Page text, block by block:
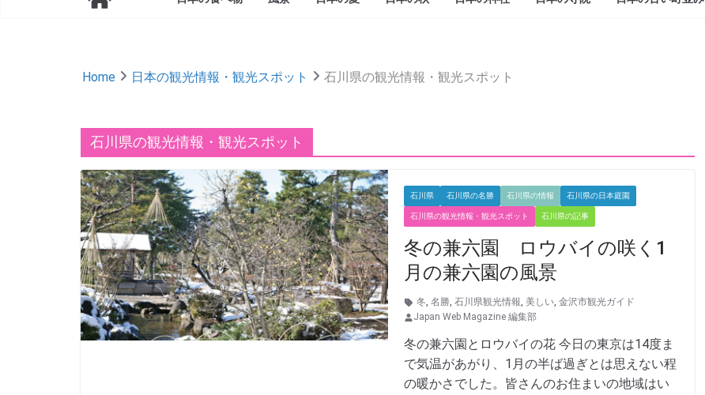
Home 日本の観光情報・観光スポット 石川県の観光情報・観光スポット
石川県の観光情報・観光スポット
石川県 石川県の名勝 石川県の情報 石川県の日本庭園
石川県の観光情報・観光スポット 石川県の記事
冬の兼六園 ロウバイの咲く1
月の兼六園の風景
冬, 名勝, 石川県観光情報, 美しい, 金沢市観光ガイド
Japan Web Magazine 編集部
冬の兼六園とロウバイの花 今日の東京は14度ま
で気温があがり、1月の半ば過ぎとは思えない程
の暖かさでした。皆さんのお住まいの地域はい